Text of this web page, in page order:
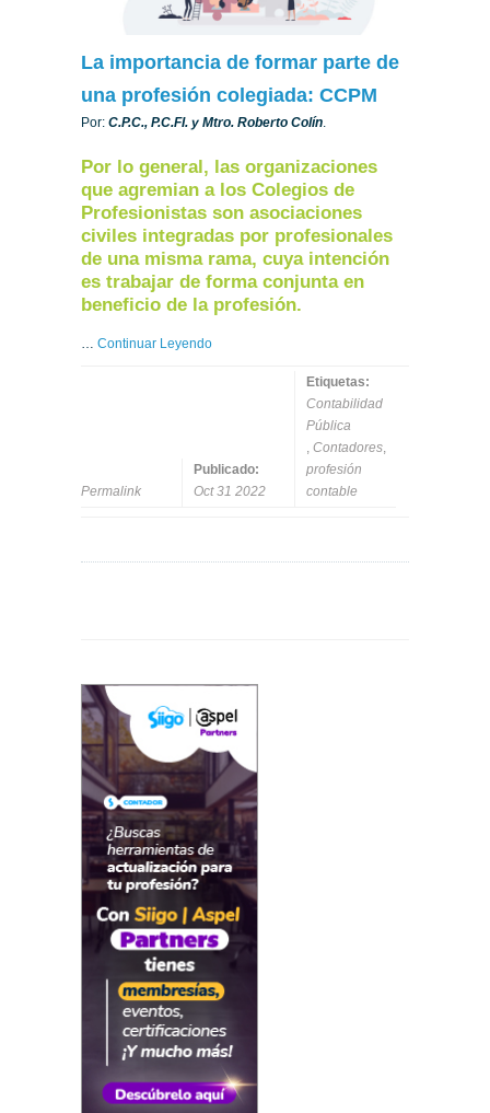
La importancia de formar parte de
una profesión colegiada: CCPM
Por: C.P.C., P.C.FI. y Mtro. Roberto Colín.
Por lo general, las organizaciones
que agremian a los Colegios de
Profesionistas son asociaciones
civiles integradas por profesionales
de una misma rama, cuya intención
es trabajar de forma conjunta en
beneficio de la profesión.
… Continuar Leyendo
Permalink
Publicado:
Oct 31 2022
Etiquetas:
Contabilidad
Pública
, Contadores,
profesión
contable